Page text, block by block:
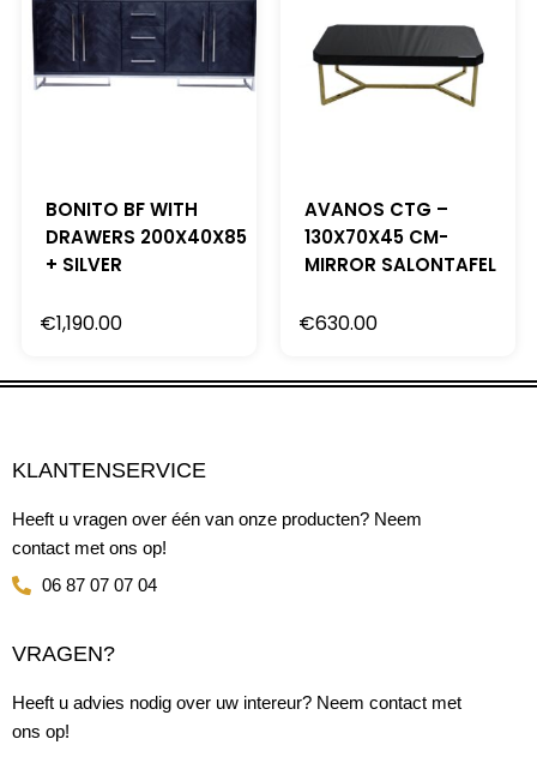
BONITO BF WITH
DRAWERS 200X40X85
+ SILVER
€1,190.00
AVANOS CTG –
130X70X45 CM-
MIRROR SALONTAFEL
€630.00
KLANTENSERVICE
Heeft u vragen over één van onze producten? Neem
contact met ons op!
06 87 07 07 04
VRAGEN?
Heeft u advies nodig over uw intereur? Neem contact met
ons op!